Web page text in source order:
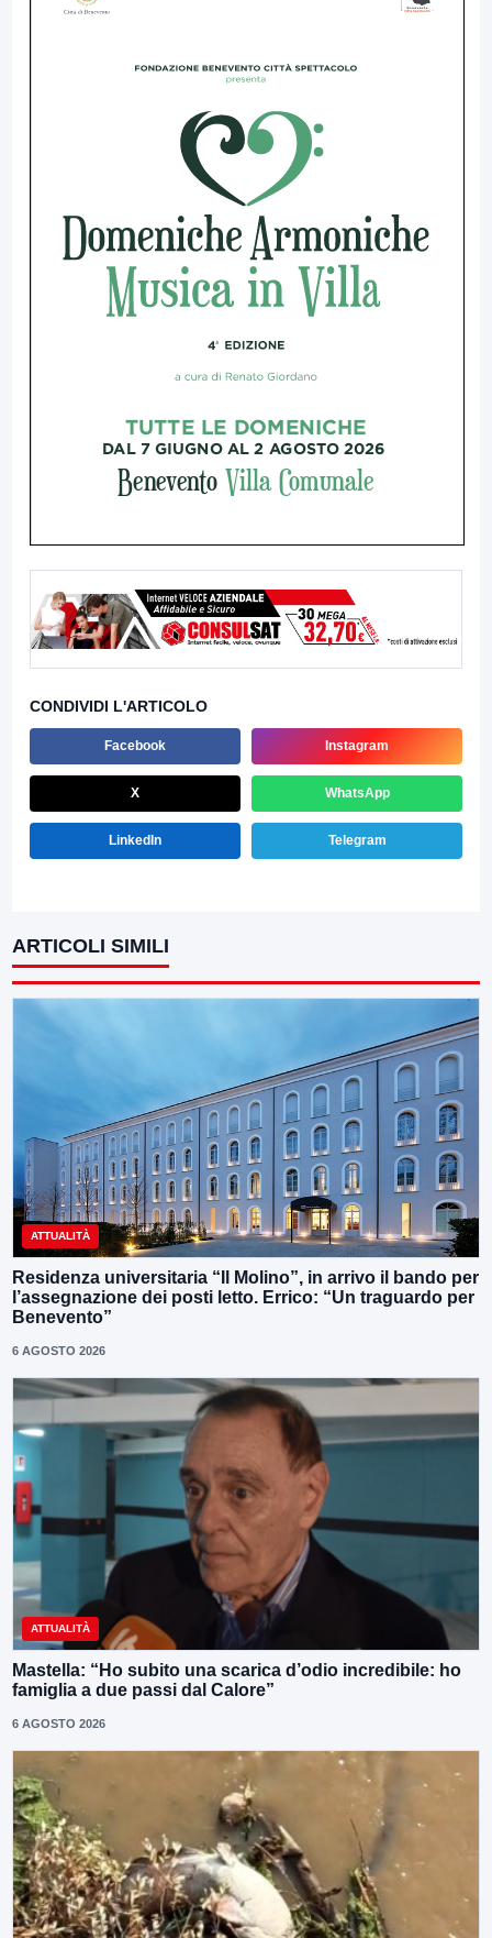
CONDIVIDI L'ARTICOLO
Facebook Instagram
X WhatsApp
LinkedIn Telegram
ARTICOLI SIMILI
ATTUALITÀ
Residenza universitaria “Il Molino”, in arrivo il bando per
l’assegnazione dei posti letto. Errico: “Un traguardo per
Benevento”
6 AGOSTO 2026
ATTUALITÀ
Mastella: “Ho subito una scarica d’odio incredibile: ho
famiglia a due passi dal Calore”
6 AGOSTO 2026